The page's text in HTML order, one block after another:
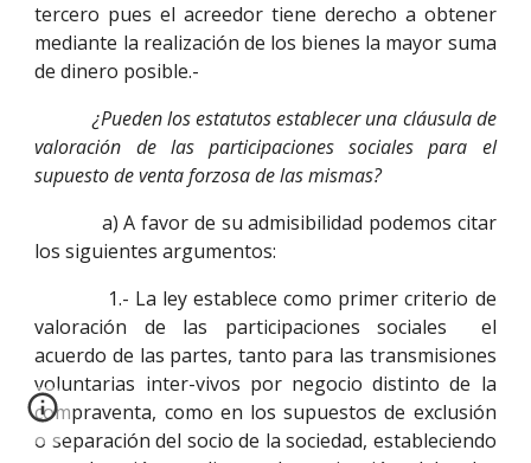
tercero pues el acreedor tiene derecho a obtener
mediante la realización de los bienes la mayor suma
de dinero posible.-
¿Pueden los estatutos establecer una cláusula de
valoración de las participaciones sociales para el
supuesto de venta forzosa de las mismas?
a) A favor de su admisibilidad podemos citar
los siguientes argumentos:
1.- La ley establece como primer criterio de
valoración de las participaciones sociales el
acuerdo de las partes, tanto para las transmisiones
voluntarias inter-vivos por negocio distinto de la
compraventa, como en los supuestos de exclusión
o separación del socio de la sociedad, estableciendo